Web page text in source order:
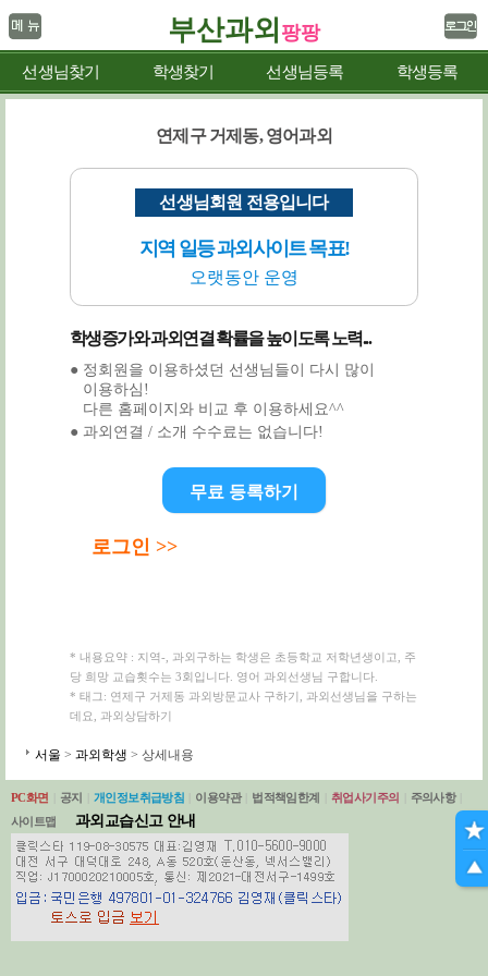
부산과외 팡팡
선생님찾기 학생찾기 선생님등록 학생등록
연제구 거제동, 영어과외
선생님회원 전용입니다
지역 일등 과외사이트 목표!
오랫동안 운영
학생증가와 과외연결 확률을 높이도록 노력...
● 정회원을 이용하셨던 선생님들이 다시 많이
이용하심!
다른 홈페이지와 비교 후 이용하세요^^
● 과외연결 / 소개 수수료는 없습니다!
무료 등록하기
로그인 >>
* 내용요약 : 지역-, 과외구하는 학생은 초등학교 저학년생이고, 주
당 희망 교습횟수는 3회입니다. 영어 과외선생님 구합니다.
* 태그: 연제구 거제동 과외방문교사 구하기, 과외선생님을 구하는
데요, 과외상담하기
서울 > 과외학생 > 상세내용
PC화면 공지 개인정보취급방침 이용약관 법적책임한계 취업사기주의 주의사항
사이트맵
과외교습신고 안내